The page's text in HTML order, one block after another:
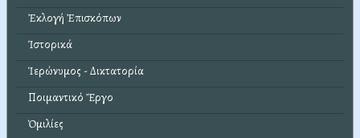
Ἐκλογή Ἐπισκόπων
Ἱστορικά
Ἱερώνυμος - Δικτατορία
Ποιμαντικό Ἔργο
Ὁμιλίες